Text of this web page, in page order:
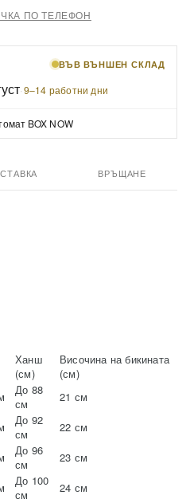
ПО ТЕЛЕФОН
ВЪВ ВЪНШЕН СКЛАД
·9–14 работни дни
BOX NOW
ВРЪЩАНЕ
Ханш
(см)
Височина на бикината
(см)
До 88
см
21 см
До 92
см
22 см
До 96
см
23 см
До 100
см
24 см